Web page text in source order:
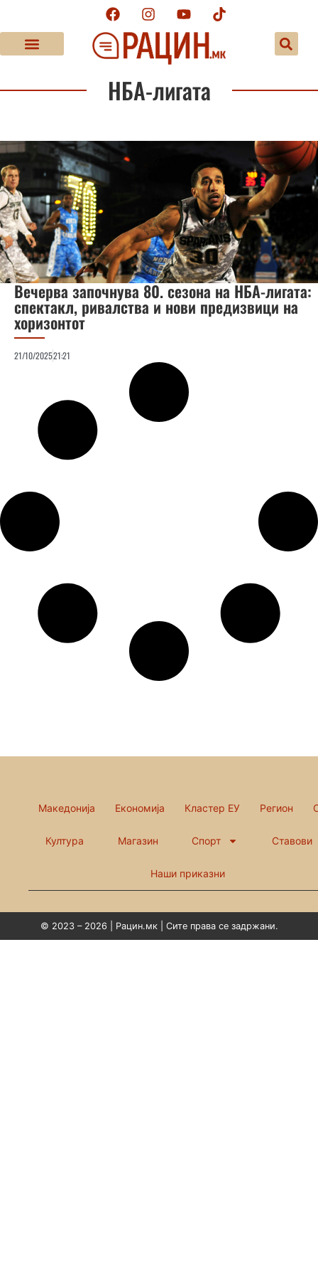
НБА-лигата
Вечерва започнува 80. сезона на НБА-лигата:
спектакл, ривалства и нови предизвици на
хоризонтот
21/10/202521:21
Македонија Економија Кластер ЕУ Регион
Култура Магазин Спорт Ставови
Наши приказни
© 2023 – 2026 | Рацин.мк | Сите права се задржани.